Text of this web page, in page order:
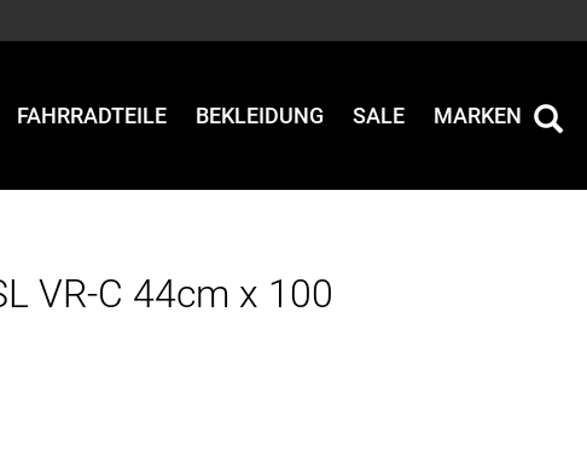
FAHRRADTEILE BEKLEIDUNG SALE MARKEN
VR-C 44cm x 100